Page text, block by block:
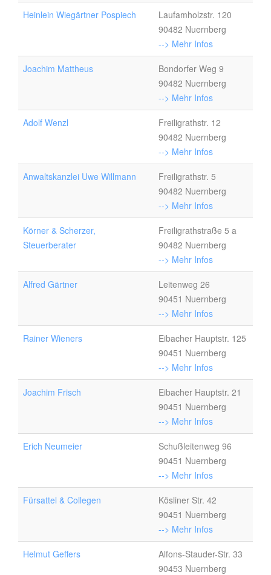
Heinlein Wiegärtner Pospiech
Laufamholzstr. 120
90482 Nuernberg
--> Mehr Infos
Joachim Mattheus
Bondorfer Weg 9
90482 Nuernberg
--> Mehr Infos
Adolf Wenzl
Freiligrathstr. 12
90482 Nuernberg
--> Mehr Infos
Anwaltskanzlei Uwe Willmann
Freiligrathstr. 5
90482 Nuernberg
--> Mehr Infos
Körner & Scherzer,
Steuerberater
Freiligrathstraße 5 a
90482 Nuernberg
--> Mehr Infos
Alfred Gärtner
Leitenweg 26
90451 Nuernberg
--> Mehr Infos
Rainer Wieners
Eibacher Hauptstr. 125
90451 Nuernberg
--> Mehr Infos
Joachim Frisch
Eibacher Hauptstr. 21
90451 Nuernberg
--> Mehr Infos
Erich Neumeier
Schußleitenweg 96
90451 Nuernberg
--> Mehr Infos
Fürsattel & Collegen
Kösliner Str. 42
90451 Nuernberg
--> Mehr Infos
Helmut Geffers
Alfons-Stauder-Str. 33
90453 Nuernberg